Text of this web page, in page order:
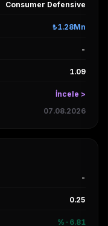
Consumer Defensive
₺1.28Mn
-
1.09
İncele >
07.08.2026
-
0.25
%-6.81